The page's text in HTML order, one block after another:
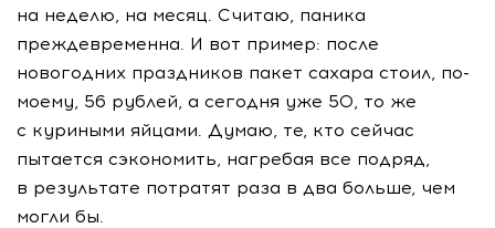
на неделю, на месяц. Считаю, паника
преждевременна. И вот пример: после
новогодних праздников пакет сахара стоил, по-
моему, 56 рублей, а сегодня уже 50, то же
с куриными яйцами. Думаю, те, кто сейчас
пытается сэкономить, нагребая все подряд,
в результате потратят раза в два больше, чем
могли бы.